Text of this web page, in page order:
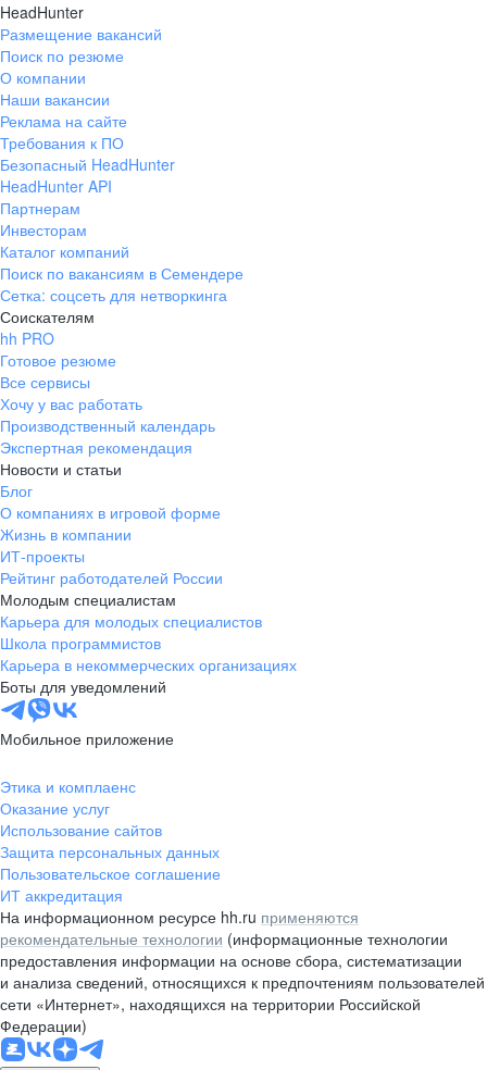
HeadHunter
Размещение вакансий
Поиск по резюме
О компании
Наши вакансии
Реклама на сайте
Требования к ПО
Безопасный HeadHunter
HeadHunter API
Партнерам
Инвесторам
Каталог компаний
Поиск по вакансиям в Семендере
Сетка: соцсеть для нетворкинга
Соискателям
hh PRO
Готовое резюме
Все сервисы
Хочу у вас работать
Производственный календарь
Экспертная рекомендация
Новости и статьи
Блог
О компаниях в игровой форме
Жизнь в компании
ИТ-проекты
Рейтинг работодателей России
Молодым специалистам
Карьера для молодых специалистов
Школа программистов
Карьера в некоммерческих организациях
Боты для уведомлений
Мобильное приложение
Этика и комплаенс
Оказание услуг
Использование сайтов
Защита персональных данных
Пользовательское соглашение
ИТ аккредитация
На информационном ресурсе hh.ru применяются
рекомендательные технологии (информационные технологии
предоставления информации на основе сбора, систематизации
и анализа сведений, относящихся к предпочтениям пользователей
сети «Интернет», находящихся на территории Российской
Федерации)